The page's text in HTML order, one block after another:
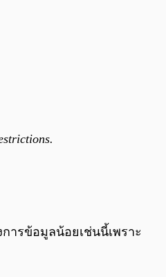
ารข้อมูลน้อยเช่นนี้เพราะ